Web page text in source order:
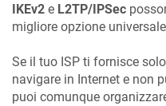
IKEv2 e L2TP/IPSec
migliore opzione
Se il tuo ISP ti fornisce
navigare in Internet e non
puoi comunque